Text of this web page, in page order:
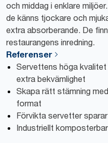
och middag i enklare
de känns tjockare och
extra absorberande. De
restaurangens inredning.
Referenser
Servettens höga
extra bekvämlighet
Skapa rätt stämning
format
Förvikta servetter
Industriellt